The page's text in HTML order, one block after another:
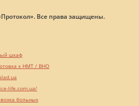
Все права защищены.
шкаф
к НМТ / ВНО
life.com.ua/
больных